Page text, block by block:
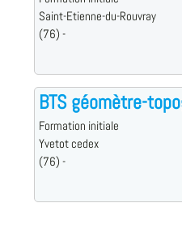
Saint-Etienne-du-Rouvray
(76) -
BTS géomètre-
Formation initiale
Yvetot cedex
(76) -